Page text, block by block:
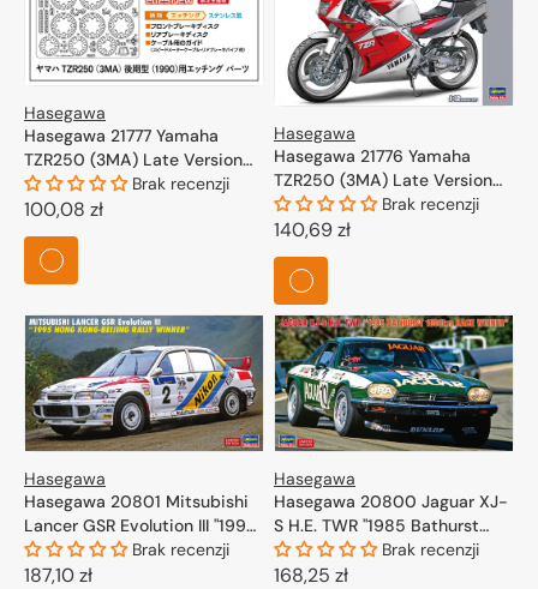
Hasegawa
Hasegawa 21777 Yamaha
TZR250 (3MA) Late Version
(1990) Etching Parts 1/12
Brak recenzji
Cena
regularna
100,08 zł
Hasegawa
Hasegawa 21776 Yamaha
TZR250 (3MA) Late Version
(1990) 1/12
Brak recenzji
Cena
regularna
140,69 zł
Hasegawa
Hasegawa 20801 Mitsubishi
Lancer GSR Evolution III "1995
Hong Kong-Beijing Rally
Winner" 1/24
Brak recenzji
Cena
187,10 zł
Hasegawa
Hasegawa 20800 Jaguar XJ-
S H.E. TWR "1985 Bathurst
1000 km Race Winner" 1/24
Brak recenzji
Cena
168,25 zł